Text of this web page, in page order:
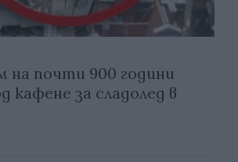
на почти 900 години
кафене за сладолед в